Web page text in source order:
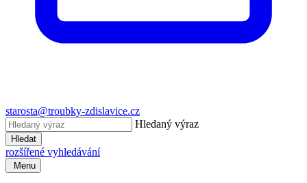
starosta@troubky-zdislavice.cz
Hledaný výraz
Hledat
rozšířené vyhledávání
Menu